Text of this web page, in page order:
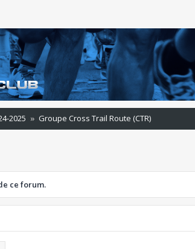
2025 Groupe Cross Trail Route (CTR)
ce forum.